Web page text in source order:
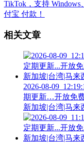
相关文章
2026-08-
期更新…开放免
新加坡|台湾|马